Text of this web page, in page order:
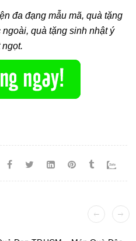
đa đạng mẫu mã, quà tặng
quà tặng sinh nhật ý